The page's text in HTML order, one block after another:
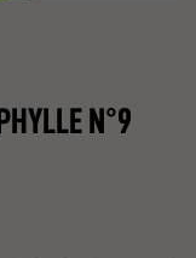
N°9